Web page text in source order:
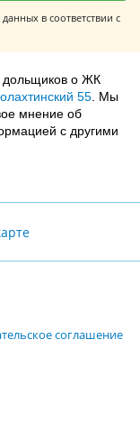
в соответствии с
дольщиков о ЖК
55. Мы
мнение об
с другими
соглашение